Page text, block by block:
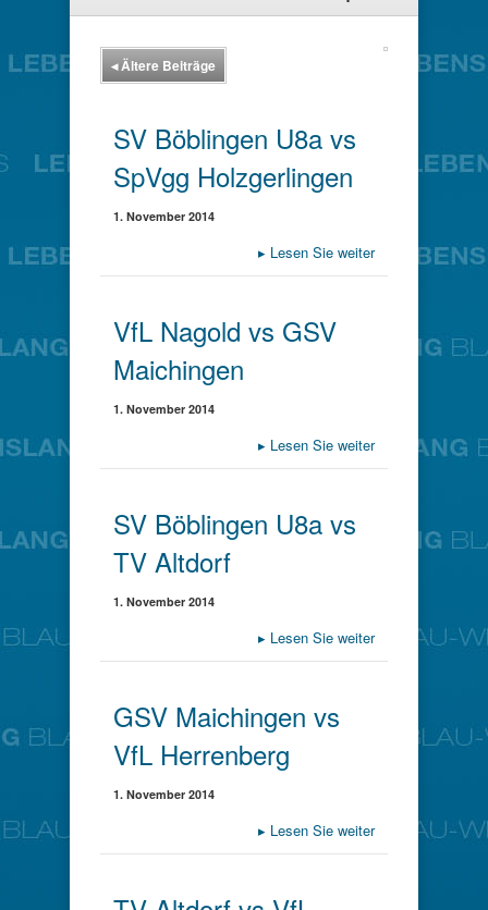
◂Ältere Beiträge
SV Böblingen U8a vs
SpVgg Holzgerlingen
1. November 2014
▸ Lesen Sie weiter
VfL Nagold vs GSV
Maichingen
1. November 2014
▸ Lesen Sie weiter
SV Böblingen U8a vs
TV Altdorf
1. November 2014
▸ Lesen Sie weiter
GSV Maichingen vs
VfL Herrenberg
1. November 2014
▸ Lesen Sie weiter